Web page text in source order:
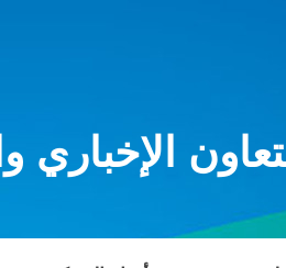
الإخباري